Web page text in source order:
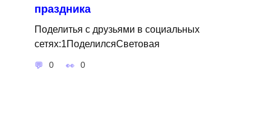
праздника
Поделитья с друзьями в социальных
сетях:1ПоделилсяСветовая
0 0